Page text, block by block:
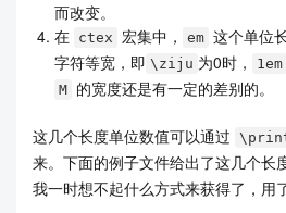
而改变。
在 ctex 宏集中， em 这个单位
字符等宽，即 \ziju 为0时， 1em
M 的宽度还是有一定的差别的。
这几个长度单位数值可以通过
来。下面的例子文件给出了这几个长
我一时想不起什么方式来获得了，用